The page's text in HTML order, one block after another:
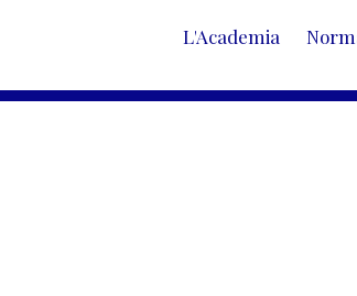
L'Academia